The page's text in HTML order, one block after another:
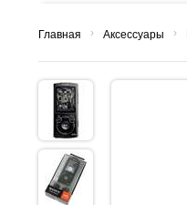
Главная › Аксессуары ›